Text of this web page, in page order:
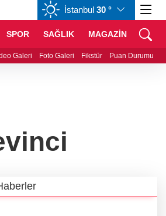
CHF 59,0295%0,79
İstanbul 30 °
SPOR SAĞLIK MAGAZİN
ve 18 obje ele geçirildi
Galeri Foto Galeri Fikstür Puan Durumu